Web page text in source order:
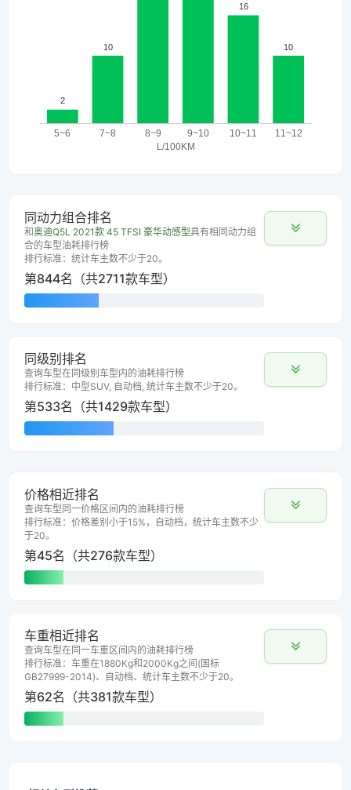
同动力组合排名
和奥迪Q5L 2021款 45 TFSI 豪华动感型具有相同动力组
合的车型油耗排行榜
排行标准：统计车主数不少于20。
第844名（共2711款车型）
同级别排名
查询车型在同级别车型内的油耗排行榜
排行标准：中型SUV, 自动档, 统计车主数不少于20。
第533名（共1429款车型）
价格相近排名
查询车型同一价格区间内的油耗排行榜
排行标准：价格差别小于15%，自动档，统计车主数不少
于20。
第45名（共276款车型）
车重相近排名
查询车型在同一车重区间内的油耗排行榜
排行标准：车重在1880Kg和2000Kg之间(国标
GB27999-2014)、自动档、统计车主数不少于20。
第62名（共381款车型）